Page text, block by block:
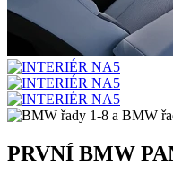
PRVNÍ BMW